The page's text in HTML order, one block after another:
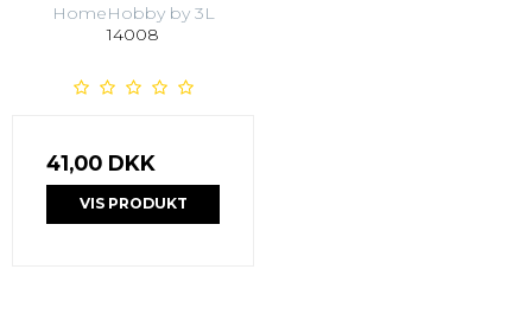
HomeHobby by 3L
14008
41,00 DKK
VIS PRODUKT